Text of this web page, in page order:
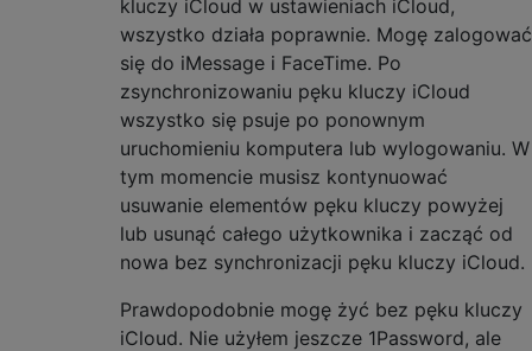
kluczy iCloud w ustawieniach iCloud,
wszystko działa poprawnie. Mogę zalogować
się do iMessage i FaceTime. Po
zsynchronizowaniu pęku kluczy iCloud
wszystko się psuje po ponownym
uruchomieniu komputera lub wylogowaniu. W
tym momencie musisz kontynuować
usuwanie elementów pęku kluczy powyżej
lub usunąć całego użytkownika i zacząć od
nowa bez synchronizacji pęku kluczy iCloud.
Prawdopodobnie mogę żyć bez pęku kluczy
iCloud. Nie użyłem jeszcze 1Password, ale